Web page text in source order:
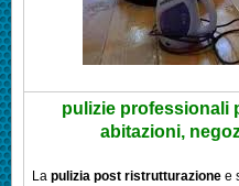
pulizie professionali
abitazioni,
La pulizia post ristrutturazione e